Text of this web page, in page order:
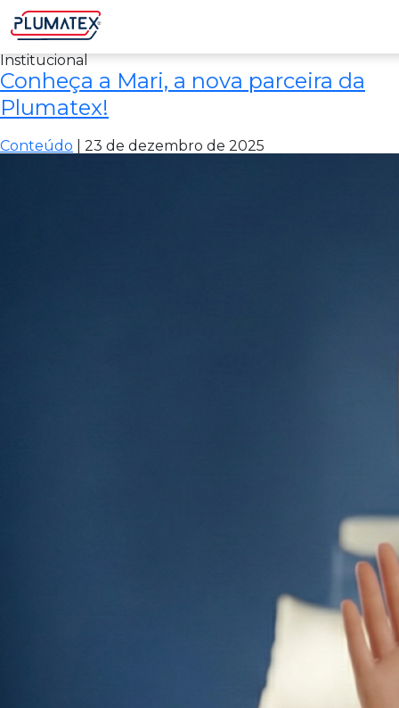
Institucional
Conheça a Mari, a nova parceira da
Plumatex!
Conteúdo 23 de dezembro de 2025